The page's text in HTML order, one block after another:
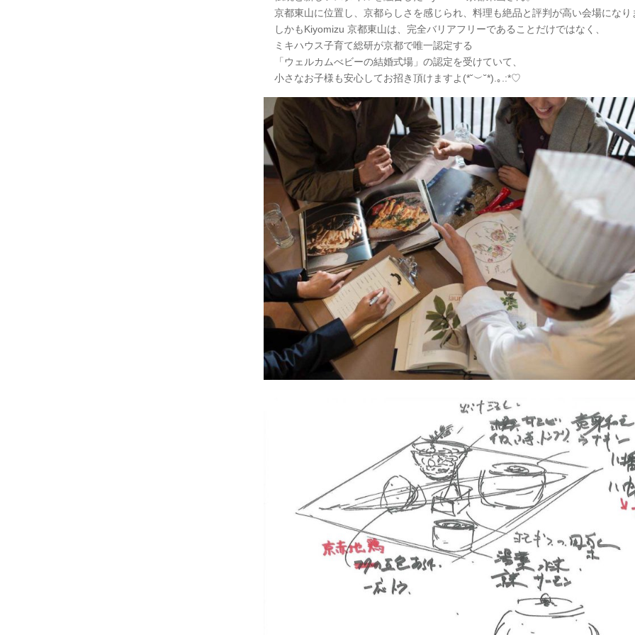
京都東山に位置し、京都らしさを感じられ、料理も絶品と評判が高い会場にな
しかもKiyomizu 京都東山は、完全バリアフリーであることだけではなく、
ミキハウス子育て総研が京都で唯一認定する
「ウェルカムべビーの結婚式場」の認定を受けていて、
小さなお子様も安心してお招き頂けますよ(*˘︶˘*).｡.:*♡